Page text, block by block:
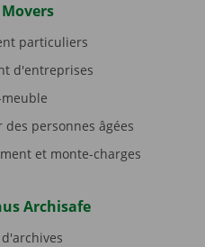
particuliers
d'entreprises
personnes âgées
et monte-charges
Archisafe